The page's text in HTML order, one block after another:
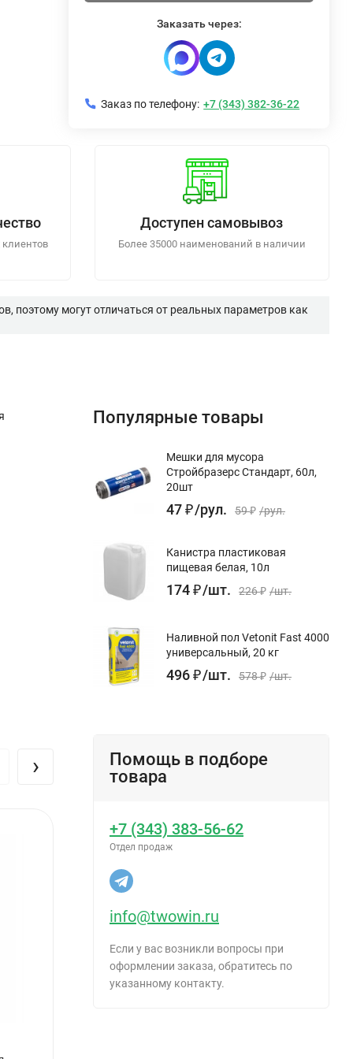
Заказать через:
Заказ по телефону: +7 (343) 382-36-22
Доступен самовывоз
Более 35000 наименований в наличии
поэтому могут отличаться от реальных параметров как
›
Популярные товары
Мешки для мусора
Стройбразерс Стандарт, 60л,
20шт
47₽/рул. 59₽ /рул.
Канистра пластиковая
пищевая белая, 10л
174₽/шт. 226₽ /шт.
Наливной пол Vetonit Fast 4000
универсальный, 20 кг
496₽/шт. 578₽ /шт.
Помощь в подборе
товара
+7 (343) 383-56-62
Отдел продаж
info@twowin.ru
Если у вас возникли вопросы при
оформлении заказа, обратитесь по
указанному контакту.